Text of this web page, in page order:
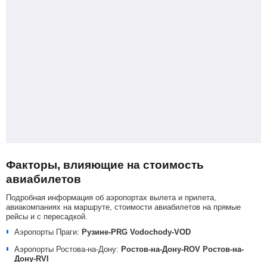
Факторы, влияющие на стоимость
авиабилетов
Подробная информация об аэропортах вылета и прилета,
авиакомпаниях на маршруте, стоимости авиабилетов на прямые
рейсы и с пересадкой.
Аэропорты Праги: Рузине-PRG Vodochody-VOD
Аэропорты Ростова-на-Дону: Ростов-на-Дону-ROV Ростов-на-
Дону-RVI